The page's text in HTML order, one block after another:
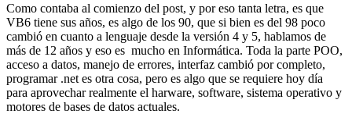
Como contaba al comienzo del post, y por eso tanta letra, es que
VB6 tiene sus años, es algo de los 90, que si bien es del 98 poco
cambió en cuanto a lenguaje desde la versión 4 y 5, hablamos de
más de 12 años y eso es mucho en Informática. Toda la parte POO,
acceso a datos, manejo de errores, interfaz cambió por completo,
programar .net es otra cosa, pero es algo que se requiere hoy día
para aprovechar realmente el harware, software, sistema operativo y
motores de bases de datos actuales.